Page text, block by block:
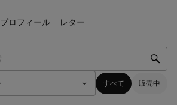
プロフィール レター
すべて 販売中